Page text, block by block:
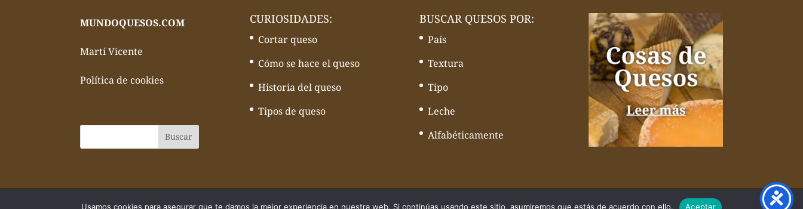
MUNDOQUESOS.COM
Martí Vicente
Política de cookies
CURIOSIDADES:
Cortar queso
Cómo se hace el queso
Historia del queso
Tipos de queso
BUSCAR QUESOS POR:
País
Textura
Tipo
Leche
Alfabéticamente
Usamos cookies para asegurar que te damos la mejor experiencia en nuestra web. Si continúas usando este sitio, asumiremos que estás de acuerdo con ello. Aceptar